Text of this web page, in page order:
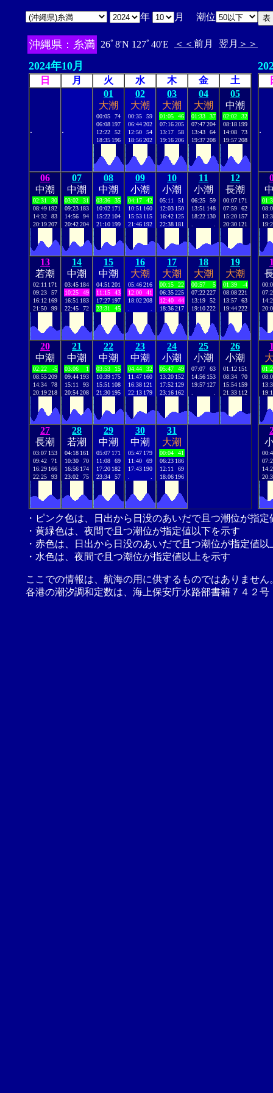
年 月 潮位
沖縄県：糸満 26ﾟ8'N 127ﾟ40'E ＜＜ 前月 翌月 ＞＞
2024年10月
日 月 火 水 木 金 土
. .
01
大潮
00:05
74
06:08 197
12:22
52
18:35 196
02
大潮
00:35
59
06:44202
12:50
54
18:56202
03
大潮
01:05
46
07:16205
13:17
58
19:16206
04
大潮
01:33
37
07:47204
13:43
64
19:37208
05
中潮
02:02
32
08:18 199
14:08
73
19:57208
06
中潮
02:31
30
08:49 192
14:32
83
20:19207
07
中潮
03:02
31
09:23 183
14:56
94
20:42204
08
中潮
03:36
35
10:02 171
15:22 104
21:10 199
09
小潮
04:17
42
10:51 160
15:53 115
21:46 192
10
小潮
05:11
51
12:03 150
16:42 125
22:38 181
11
小潮
06:25
59
13:51 148
18:22 130
12
長潮
00:07 171
07:59
62
15:20 157
20:30 121
13
若潮
02:11 171
09:23
57
16:12 169
21:50
99
14
中潮
03:45 184
10:25
49
16:51 183
22:45
72
15
中潮
04:51 201
11:15
43
17:27 197
23:31
45
16
大潮
05:46216
12:00
41
18:02208
17
大潮
00:15
22
06:35225
12:40
44
18:36217
18
大潮
00:57
5
07:22227
13:19
52
19:10222
19
大潮
01:39
-4
08:08221
13:57
63
19:44222
20
中潮
02:22
-5
08:55209
14:34
78
20:19218
21
中潮
03:06
1
09:44 193
15:11
93
20:54208
22
中潮
03:53
15
10:39 175
15:51 108
21:30 195
23
中潮
04:44
32
11:47 160
16:38 121
22:13 179
24
小潮
05:47
49
13:20 152
17:52 129
23:16 162
25
小潮
07:07
63
14:56 153
19:57 127
26
小潮
01:12 151
08:34
70
15:54 159
21:33 112
27
長潮
03:07 153
09:42
71
16:29 166
22:25
93
28
若潮
04:18 161
10:30
70
16:56 174
23:02
75
29
中潮
05:07 171
11:08
69
17:20 182
23:34
57
30
中潮
05:47 179
11:40
69
17:43 190
31
大潮
00:04
41
06:23 186
12:11
69
18:06 196
.
・ピンク色は、日出から日没のあいだで且つ潮位が指
・黄緑色は、夜間で且つ潮位が指定値以下を示す
・赤色は、日出から日没のあいだで且つ潮位が指定値以
・水色は、夜間で且つ潮位が指定値以上を示す
ここでの情報は、航海の用に供するものではありませ
各港の潮汐調和定数は、海上保安庁水路部書籍７４２